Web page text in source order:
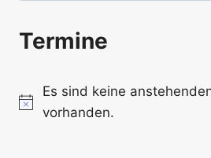
Termine
Hinweis
Es sind keine
vorhanden.